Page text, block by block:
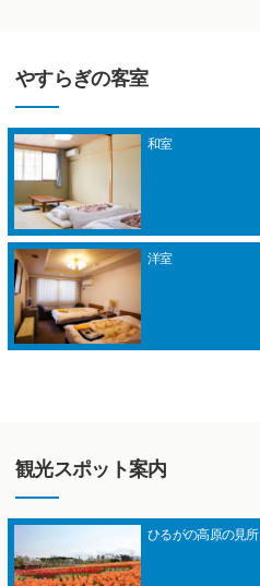
やすらぎの客室
和室
洋室
観光スポット案内
ひるがの高原の見所